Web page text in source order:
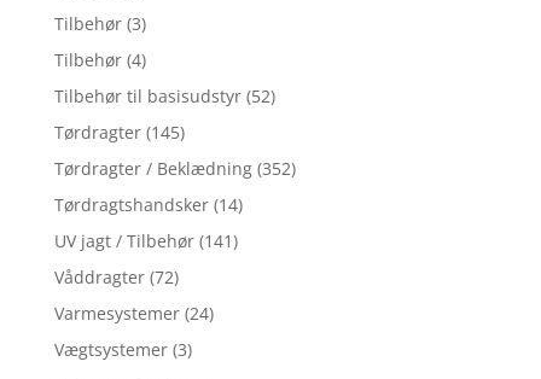
Tilbehør (3)
Tilbehør (4)
Tilbehør til basisudstyr (52)
Tørdragter (145)
Tørdragter / Beklædning (352)
Tørdragtshandsker (14)
UV jagt / Tilbehør (141)
Våddragter (72)
Varmesystemer (24)
Vægtsystemer (3)